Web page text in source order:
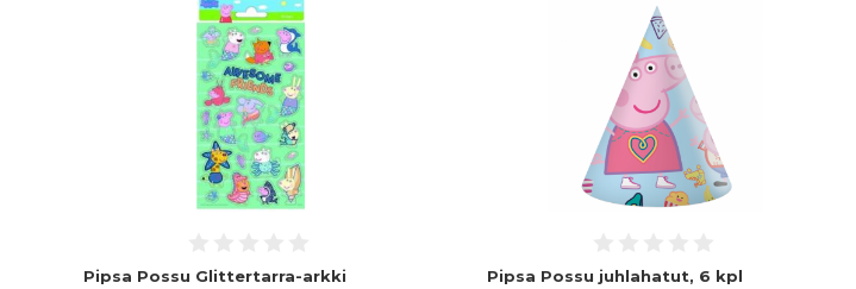
Pipsa Possu Glittertarra-arkki Pipsa Possu juhlahatut, 6 kpl